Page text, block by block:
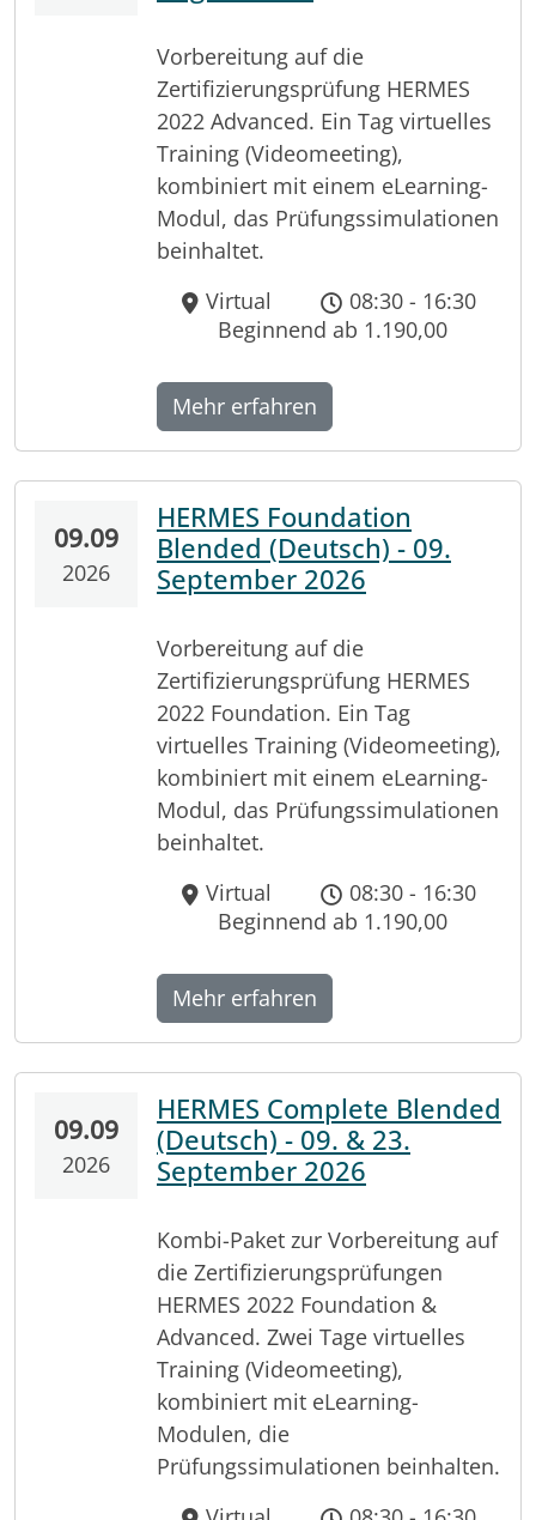
Vorbereitung auf die
Zertifizierungsprüfung HERMES
2022 Advanced. Ein Tag virtuelles
Training (Videomeeting),
kombiniert mit einem eLearning-
Modul, das Prüfungssimulationen
beinhaltet.
Virtual
08:30 - 16:30
Beginnend ab 1.190,00
Mehr erfahren
09.09
2026
HERMES Foundation
Blended (Deutsch) - 09.
September 2026
Vorbereitung auf die
Zertifizierungsprüfung HERMES
2022 Foundation. Ein Tag
virtuelles Training (Videomeeting),
kombiniert mit einem eLearning-
Modul, das Prüfungssimulationen
beinhaltet.
Virtual
08:30 - 16:30
Beginnend ab 1.190,00
Mehr erfahren
09.09
2026
HERMES Complete Blended
(Deutsch) - 09. & 23.
September 2026
Kombi-Paket zur Vorbereitung auf
die Zertifizierungsprüfungen
HERMES 2022 Foundation &
Advanced. Zwei Tage virtuelles
Training (Videomeeting),
kombiniert mit eLearning-
Modulen, die
Prüfungssimulationen beinhalten.